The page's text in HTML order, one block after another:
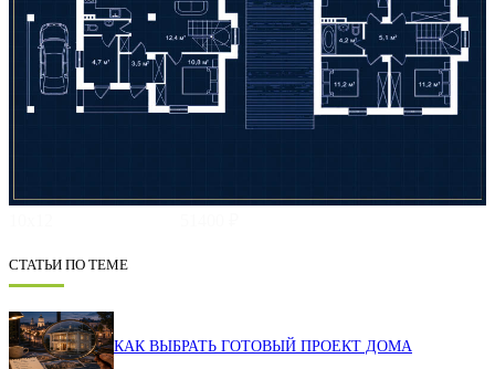
СТАТЬИ ПО ТЕМЕ
КАК ВЫБРАТЬ ГОТОВЫЙ ПРОЕКТ ДОМА